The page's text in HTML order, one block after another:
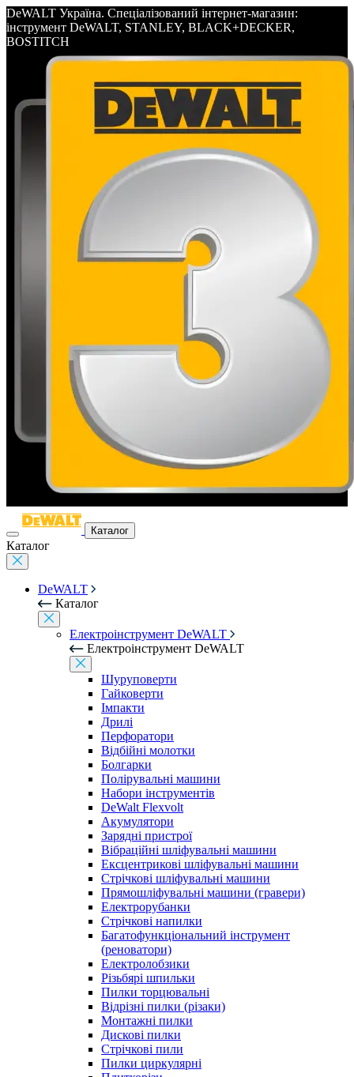
DeWALT Україна. Спеціалізований інтернет-магазин:
інструмент DeWALT, STANLEY, BLACK+DECKER,
BOSTITCH
Каталог
Каталог
DeWALT
Каталог
Електроінструмент DeWALT
Електроінструмент DeWALT
Шуруповерти
Гайковерти
Імпакти
Дрилі
Перфоратори
Відбійні молотки
Болгарки
Полірувальні машини
Набори інструментів
DeWalt Flexvolt
Акумулятори
Зарядні пристрої
Вібраційні шліфувальні машини
Ексцентрикові шліфувальні машини
Стрічкові шліфувальні машини
Прямошліфувальні машини (гравери)
Електрорубанки
Стрічкові напилки
Багатофункціональний інструмент
(реноватори)
Електролобзики
Різьбярі шпильки
Пилки торцювальні
Відрізні пилки (різаки)
Монтажні пилки
Дискові пилки
Стрічкові пили
Пилки циркулярні